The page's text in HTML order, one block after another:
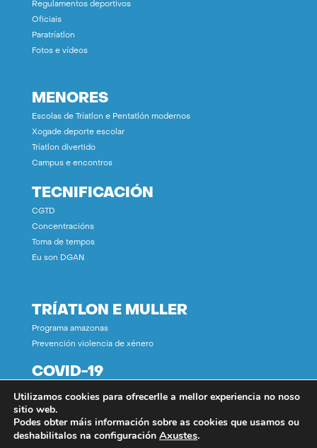
Regulamentos deportivos
Oficiais
Paratríatlon
Fotos e vídeos
MENORES
Escolas de Tríatlon e Pentatlón modernos
Xogade deporte escolar
Tríatlon divertido
Campus e encontros
TECNIFICACIÓN
CGTD
Concentracións
Toma de tempos
Eu son DGAN
TRÍATLON E MULLER
Programa amazonas
Prevención violencia de xénero
COVID-19
CONTACTO
Utilizamos cookies para ofrecerlle a mellor experiencia no noso
sitio web.
Podes obter máis información sobre as cookies que usamos ou
deshabilitalos na configuración Axustes.